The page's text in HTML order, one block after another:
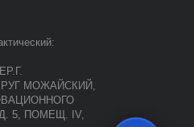
МОЖАЙСКИЙ,
5, ПОМЕЩ. IV,